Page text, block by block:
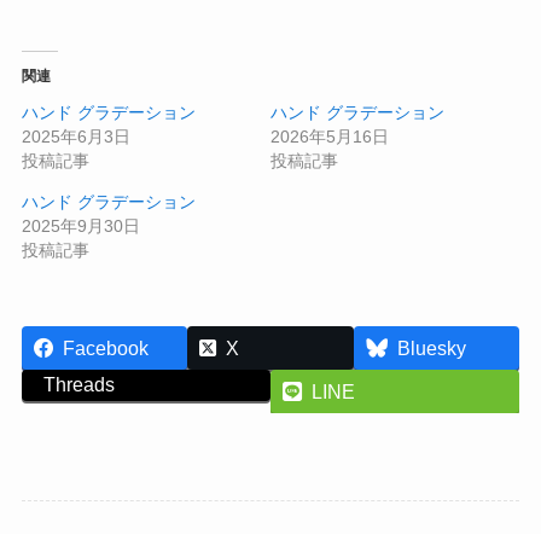
関連
ハンド グラデーション
2025年6月3日
投稿記事
ハンド グラデーション
2026年5月16日
投稿記事
ハンド グラデーション
2025年9月30日
投稿記事
Facebook X
Bluesky
Threads
LINE